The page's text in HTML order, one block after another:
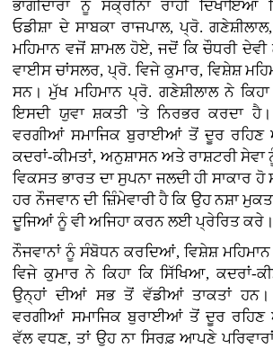
ਭਾਗੀਦਾਰਾਂ ਨੂੰ ਸਕ੍ਰੀਨਾਂ ਰਾਹੀਂ
ਓਡੀਸ਼ਾ ਦੇ ਸਾਬਕਾ ਰਾਜਪਾਲ, ਪ੍ਰੋ.
ਮਹਿਮਾਨ ਵਜੋਂ ਸ਼ਾਮਲ ਹੋਏ, ਜਦੋਂ ਕਿ ਚੌਧਰੀ ਦੇਵੀ
ਵਾਈਸ ਚਾਂਸਲਰ, ਪ੍ਰੋ. ਵਿਜੇ ਕੁਮਾਰ, ਵਿਸ਼ੇਸ਼
ਸਨ। ਮੁੱਖ ਮਹਿਮਾਨ ਪ੍ਰੋ. ਗਣੇਸ਼ੀਲਾਲ ਨੇ ਕਿਹਾ
ਇਸਦੀ ਯੁਵਾ ਸ਼ਕਤੀ 'ਤੇ ਨਿਰਭਰ ਕਰਦਾ
ਵਰਗੀਆਂ ਸਮਾਜਿਕ ਬੁਰਾਈਆਂ ਤੋਂ ਦੂਰ ਰਹਿਣ
ਕਦਰਾਂ-ਕੀਮਤਾਂ, ਅਨੁਸ਼ਾਸਨ ਅਤੇ ਰਾਸ਼ਟਰੀ
ਵਿਕਸਤ ਭਾਰਤ ਦਾ ਸੁਪਨਾ ਜਲਦੀ ਹੀ
ਹਰ ਨੌਜਵਾਨ ਦੀ ਜ਼ਿੰਮੇਵਾਰੀ ਹੈ ਕਿ ਉਹ ਨਸ਼ਾ
ਦੂਜਿਆਂ ਨੂੰ ਵੀ ਅਜਿਹਾ ਕਰਨ ਲਈ ਪ੍ਰੇਰਿਤ ਕਰੇ।
ਨੌਜਵਾਨਾਂ ਨੂੰ ਸੰਬੋਧਨ ਕਰਦਿਆਂ, ਵਿਸ਼ੇਸ਼
ਵਿਜੇ ਕੁਮਾਰ ਨੇ ਕਿਹਾ ਕਿ ਸਿੱਖਿਆ, ਕਦਰਾਂ-
ਉਨ੍ਹਾਂ ਦੀਆਂ ਸਭ ਤੋਂ ਵੱਡੀਆਂ ਤਾਕਤਾਂ
ਵਰਗੀਆਂ ਸਮਾਜਿਕ ਬੁਰਾਈਆਂ ਤੋਂ ਦੂਰ
ਵੱਲ ਵਧਣ, ਤਾਂ ਉਹ ਨਾ ਸਿਰਫ਼ ਆਪਣੇ